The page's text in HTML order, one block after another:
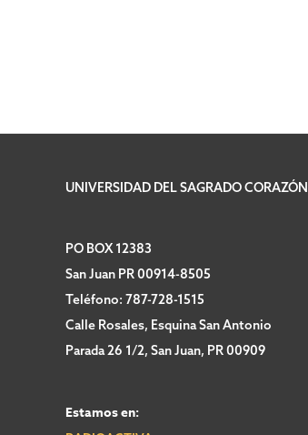
UNIVERSIDAD DEL SAGRADO CORAZÓN
PO BOX 12383
San Juan PR 00914-8505
Teléfono: 787-728-1515
Calle Rosales, Esquina San Antonio
Parada 26 1/2, San Juan, PR 00909
Estamos en: